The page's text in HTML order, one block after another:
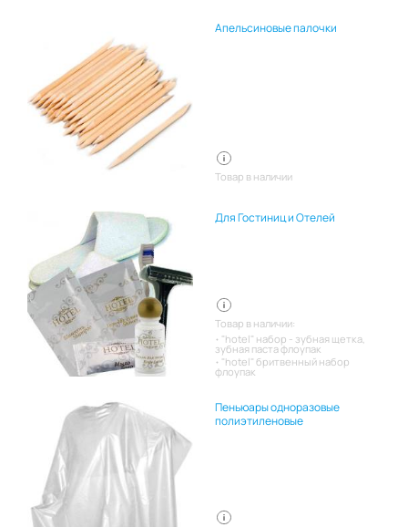
Апельсиновые палочки
Товар в наличии
Для Гостиниц и Отелей
Товар в наличии:
"hotel" набор - зубная щетка,
зубная паста флоупак
"hotel" бритвенный набор
флоупак
Пеньюары одноразовые
полиэтиленовые